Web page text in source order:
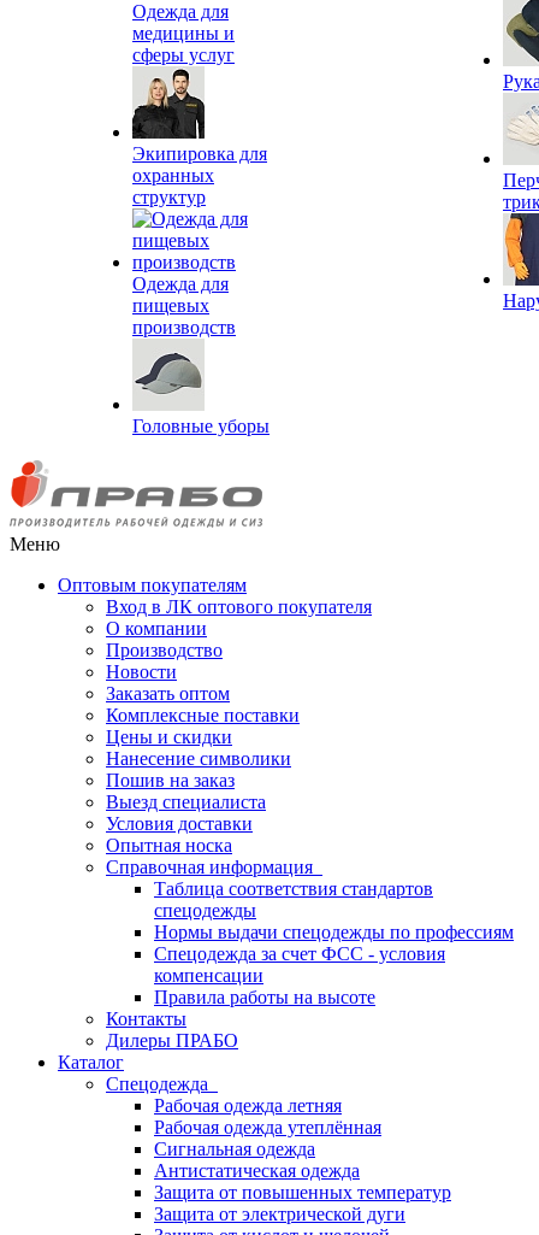
Одежда для
медицины и
сферы услуг
Экипировка для
охранных
структур
Одежда для
пищевых
производств
Головные уборы
Меню
Оптовым покупателям
Вход в ЛК оптового покупателя
О компании
Производство
Новости
Заказать оптом
Комплексные поставки
Цены и скидки
Нанесение символики
Пошив на заказ
Выезд специалиста
Условия доставки
Опытная носка
Справочная информация
Таблица соответствия стандартов
спецодежды
Нормы выдачи спецодежды по профессиям
Спецодежда за счет ФСС - условия
компенсации
Правила работы на высоте
Контакты
Дилеры ПРАБО
Каталог
Спецодежда
Рабочая одежда летняя
Рабочая одежда утеплённая
Сигнальная одежда
Антистатическая одежда
Защита от повышенных температур
Защита от электрической дуги